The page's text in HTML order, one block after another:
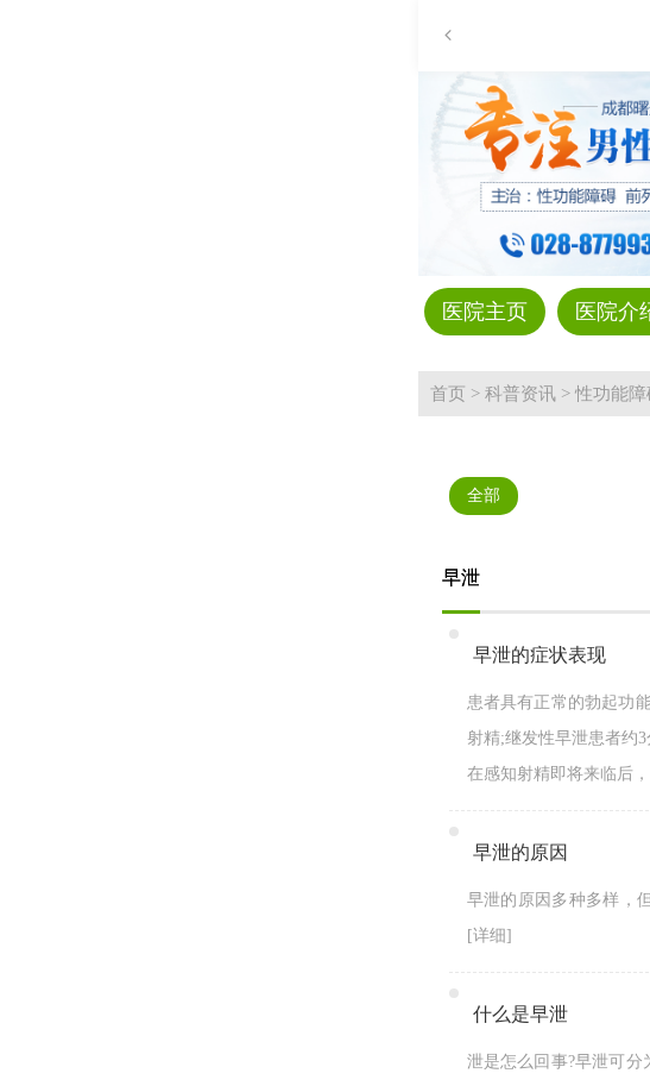
医院主页 医院介
首页 > 科普资讯 > 性功能障
全部
早泄
早泄的症状表现
患者具有正常的勃起功
射精;继发性早泄患者约
在感知射精即将来临后
早泄的原因
早泄的原因多种多样，
[详细]
什么是早泄
泄是怎么回事?早泄可分